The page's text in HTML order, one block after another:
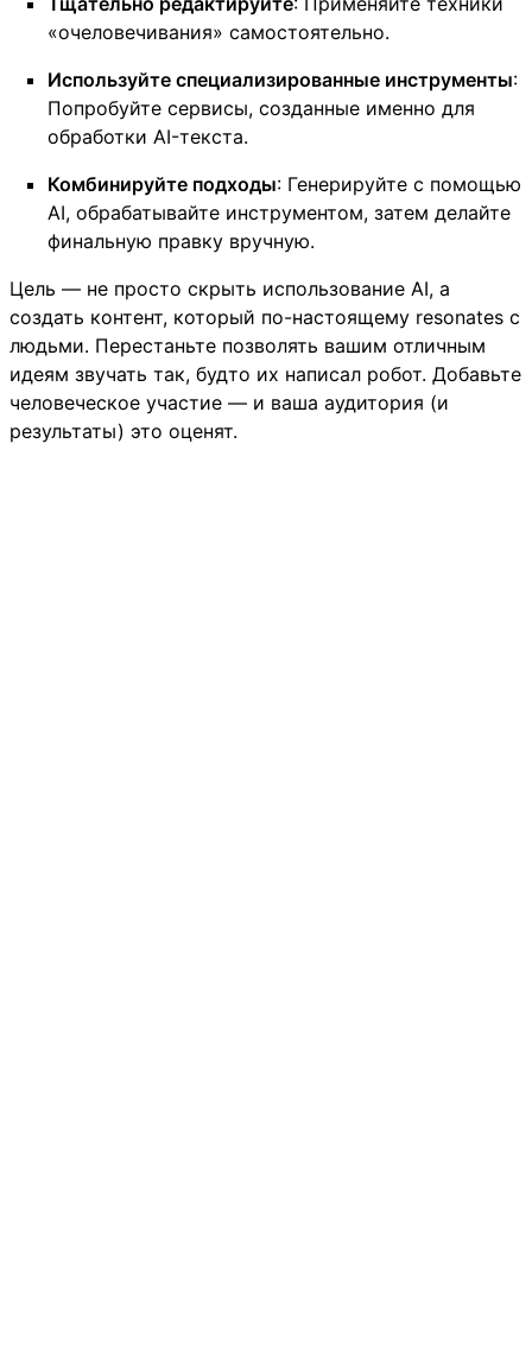
«очеловечивания» самостоятельно.
Используйте специализированные инструменты:
Попробуйте сервисы, созданные именно для
обработки AI-текста.
Комбинируйте подходы: Генерируйте с помощью
AI, обрабатывайте инструментом, затем делайте
финальную правку вручную.
Цель — не просто скрыть использование AI, а
создать контент, который по-настоящему resonates с
людьми. Перестаньте позволять вашим отличным
идеям звучать так, будто их написал робот. Добавьте
человеческое участие — и ваша аудитория (и
результаты) это оценят.